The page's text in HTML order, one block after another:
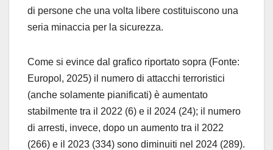
di persone che una volta libere costituiscono una
seria minaccia per la sicurezza.
Come si evince dal grafico riportato sopra (Fonte:
Europol, 2025) il numero di attacchi terroristici
(anche solamente pianificati) è aumentato
stabilmente tra il 2022 (6) e il 2024 (24); il numero
di arresti, invece, dopo un aumento tra il 2022
(266) e il 2023 (334) sono diminuiti nel 2024 (289).